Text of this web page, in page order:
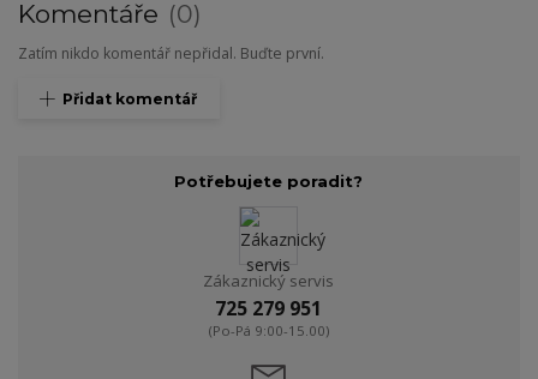
Komentáře 0
Zatím nikdo komentář nepřidal. Buďte první.
Přidat komentář
Potřebujete poradit?
Zákaznický servis
725 279 951
(Po-Pá 9:00-15.00)